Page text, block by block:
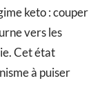
keto : couper
vers les
Cet état
à puiser